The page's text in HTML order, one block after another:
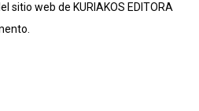
sitio web de KURIAKOS EDITORA